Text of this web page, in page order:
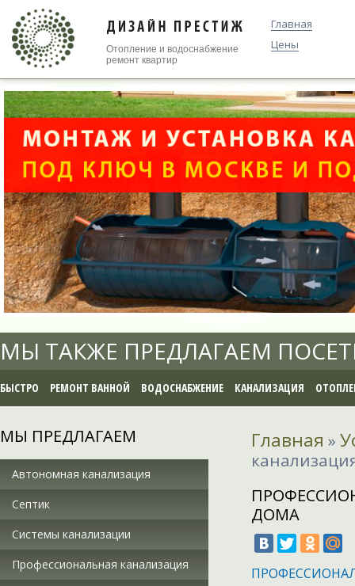
Отопление и водоснабжение
ремонт квартир
Главная
Цены
МЫ ТАКЖЕ ПРЕДЛАГАЕМ
БЫСТРО РЕМОНТ ВАННОЙ ВОДОСНАБЖЕНИЕ КАНАЛИЗАЦИЯ
МЫ ПРЕДЛАГАЕМ
Автономная канализация
Септик
Системы канализации
Профессиональная канализация
Главная »
ДОМА